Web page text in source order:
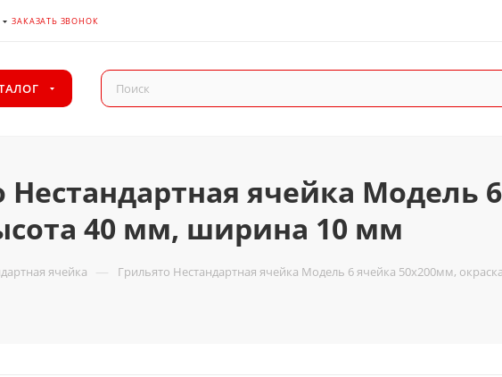
ЗАКАЗАТЬ ЗВОНОК
Нестандартная ячейка Модель
40 мм, ширина 10 мм
ячейка — Грильято Нестандартная ячейка Модель 6 ячейка 50х200мм,